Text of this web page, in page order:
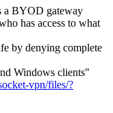
a BYOD gateway
has access to what
by denying complete
Windows clients"
vpn/files/?